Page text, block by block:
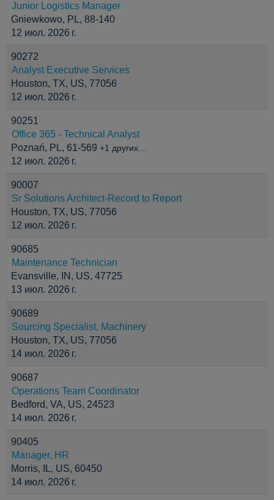
Junior Logistics Manager
Gniewkowo, PL, 88-140
12 июл. 2026 г.
90272
Analyst Executive Services
Houston, TX, US, 77056
12 июл. 2026 г.
90251
Office 365 - Technical Analyst
Poznań, PL, 61-569 +1 других…
12 июл. 2026 г.
90007
Sr Solutions Architect-Record to Report
Houston, TX, US, 77056
12 июл. 2026 г.
90685
Maintenance Technician
Evansville, IN, US, 47725
13 июл. 2026 г.
90689
Sourcing Specialist, Machinery
Houston, TX, US, 77056
14 июл. 2026 г.
90687
Operations Team Coordinator
Bedford, VA, US, 24523
14 июл. 2026 г.
90405
Manager, HR
Morris, IL, US, 60450
14 июл. 2026 г.